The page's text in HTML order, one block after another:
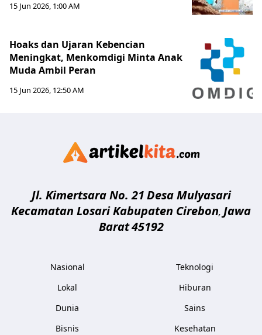
15 Jun 2026, 1:00 AM
Hoaks dan Ujaran Kebencian
Meningkat, Menkomdigi Minta Anak
Muda Ambil Peran
15 Jun 2026, 12:50 AM
Jl. Kimertsara No. 21Desa Mulyasari
Kecamatan Losari Kabupaten Cirebon, Jawa
Barat45192
Nasional
Lokal
Dunia
Bisnis
Teknologi
Hiburan
Sains
Kesehatan